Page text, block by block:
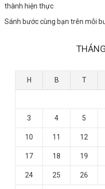
thành hiện thực
Sánh bước cùng bạn trên mỗi
H B T
3 4 5
10 11 12
17 18 19
24 25 26